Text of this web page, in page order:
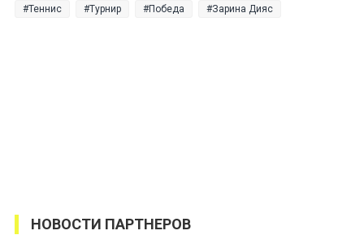
Теннис Турнир Победа Зарина Дияс
НОВОСТИ ПАРТНЕРОВ